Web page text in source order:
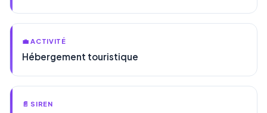
💼 ACTIVITÉ
Hébergement touristique
📄 SIREN